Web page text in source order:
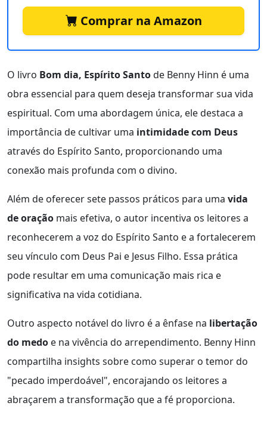
Comprar na Amazon
O livro Bom dia, Espírito Santode Benny Hinn é uma
obra essencial para quem deseja transformar sua vida
espiritual. Com uma abordagem única, ele destaca a
importância de cultivar uma intimidade com Deus
através do Espírito Santo, proporcionando uma
conexão mais profunda com o divino.
Além de oferecer sete passos práticos para uma vida
de oração mais efetiva, o autor incentiva os leitores a
reconhecerem a voz do Espírito Santo e a fortalecerem
seu vínculo com Deus Pai e Jesus Filho. Essa prática
pode resultar em uma comunicação mais rica e
significativa na vida cotidiana.
Outro aspecto notável do livro é a ênfase na libertação
do medo e na vivência do arrependimento. Benny Hinn
compartilha insights sobre como superar o temor do
"pecado imperdoável", encorajando os leitores a
abraçarem a transformação que a fé proporciona.